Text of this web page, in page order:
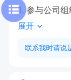
1. 参与公司
及团队培训。
2. 助力团队
展开
联系我时请说